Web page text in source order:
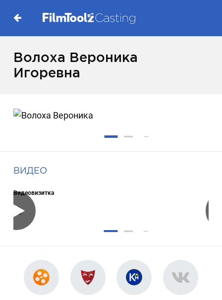
Волоха Вероника
Игоревна
ВИДЕО
Видеовизитка